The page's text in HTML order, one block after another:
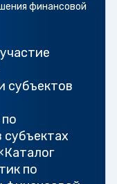
финансовой
субъектов
по